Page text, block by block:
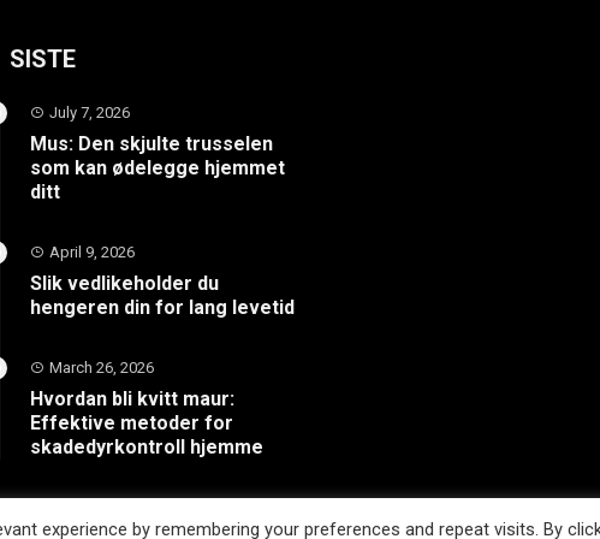
SISTE
July 7, 2026
Mus: Den skjulte trusselen
som kan ødelegge hjemmet
ditt
April 9, 2026
Slik vedlikeholder du
hengeren din for lang levetid
March 26, 2026
Hvordan bli kvitt maur:
Effektive metoder for
skadedyrkontroll hjemme
experience by remembering your preferences and repeat visits. By